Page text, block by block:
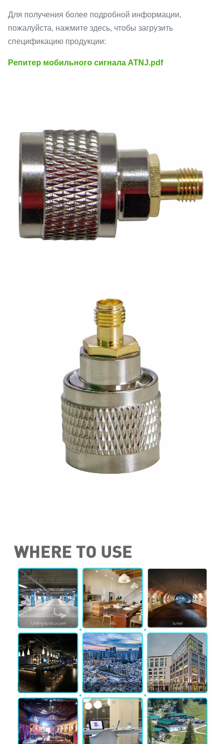
Для получения более подробной информации,
пожалуйста, нажмите здесь, чтобы загрузить
спецификацию продукции:
Репитер мобильного сигнала ATNJ.pdf